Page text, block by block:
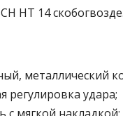
HT 14
металлический
регулировка удара;